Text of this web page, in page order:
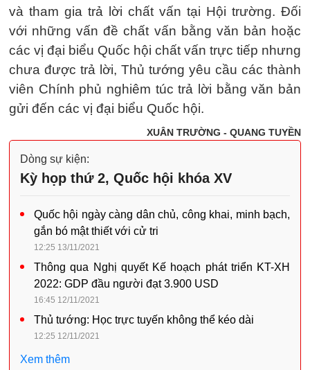
và tham gia trả lời chất vấn tại Hội trường. Đối
với những vấn đề chất vấn bằng văn bản hoặc
các vị đại biểu Quốc hội chất vấn trực tiếp nhưng
chưa được trả lời, Thủ tướng yêu cầu các thành
viên Chính phủ nghiêm túc trả lời bằng văn bản
gửi đến các vị đại biểu Quốc hội.
XUÂN TRƯỜNG - QUANG TUYỀN
Dòng sự kiện:
Kỳ họp thứ 2, Quốc hội khóa XV
Quốc hội ngày càng dân chủ, công khai, minh bạch,
gắn bó mật thiết với cử tri
12:25 13/11/2021
Thông qua Nghị quyết Kế hoạch phát triển KT-XH
2022: GDP đầu người đạt 3.900 USD
16:45 12/11/2021
Thủ tướng: Học trực tuyến không thể kéo dài
12:25 12/11/2021
Xem thêm